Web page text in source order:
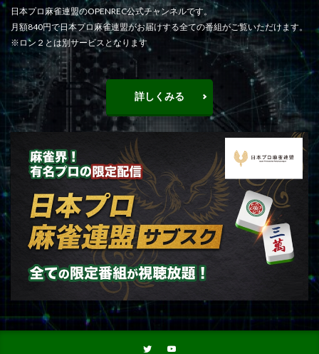
日本プロ麻雀連盟のOPENREC公式チャンネルです。
月額840円で日本プロ麻雀連盟がお届けする全ての番組がご覧いただけます。
※ロン２とは別サービスとなります
詳しくみる